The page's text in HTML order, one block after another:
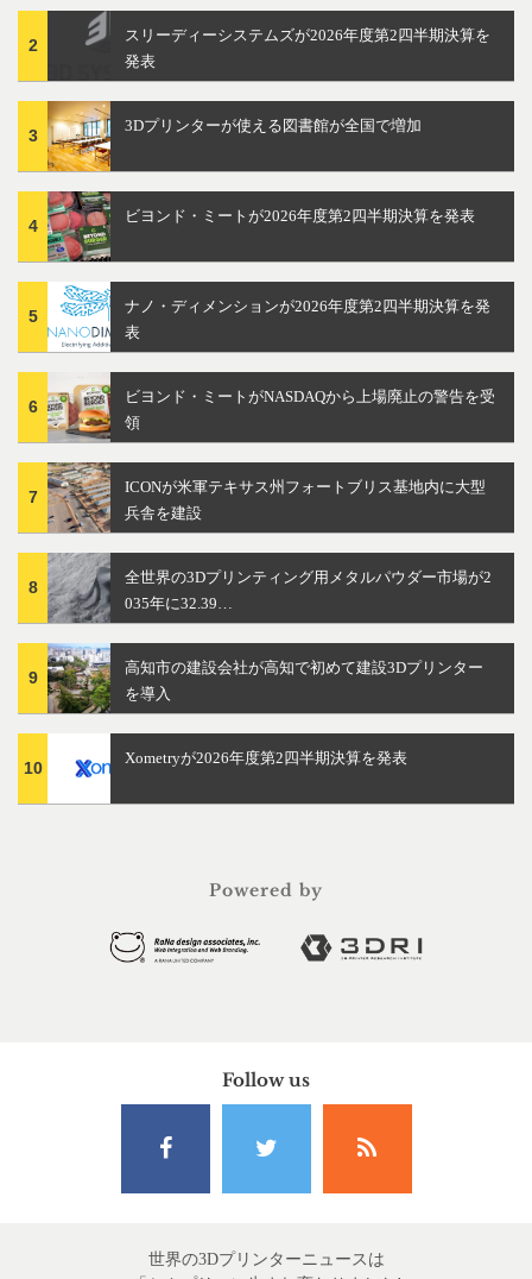
2
スリーディーシステムズが2026年度第2四半期決算を
発表
3
3Dプリンターが使える図書館が全国で増加
4
ビヨンド・ミートが2026年度第2四半期決算を発表
5
ナノ・ディメンションが2026年度第2四半期決算を発
表
6
ビヨンド・ミートがNASDAQから上場廃止の警告を受
領
7
ICONが米軍テキサス州フォートブリス基地内に大型
兵舎を建設
8
全世界の3Dプリンティング用メタルパウダー市場が2
035年に32.39…
9
高知市の建設会社が高知で初めて建設3Dプリンター
を導入
10
Xometryが2026年度第2四半期決算を発表
Powered by
Follow us
世界の3Dプリンターニュースは